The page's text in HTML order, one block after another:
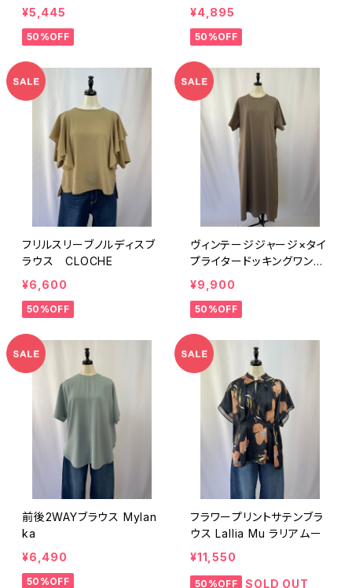
¥5,445
50%OFF
¥4,895
50%OFF
フリルスリーブノルディスブ
ラウス CLOCHE
¥6,600
50%OFF
ヴィンテージジャージ×タイ
プライタードッキングワンピ
ース Munich
¥9,900
50%OFF
前後2WAYブラウス Mylan
ka
¥6,490
50%OFF
フラワープリントサテンブラ
ウス Lallia Mu ラリアムー
¥11,550
50%OFF SOLD OUT